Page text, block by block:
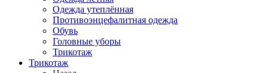
Одежда утеплённая
Противоэнцефалитная одежда
Обувь
Головные уборы
Трикотаж
Трикотаж